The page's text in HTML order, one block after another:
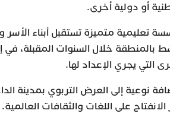
أو دولية أخرى.
متميزة تستقبل أبناء الأسر
بالمنطقة خلال السنوات المقبلة، في
التي يجري الإعداد لها.
نوعية إلى العرض التربوي بمدينة
على اللغات والثقافات العالمية.